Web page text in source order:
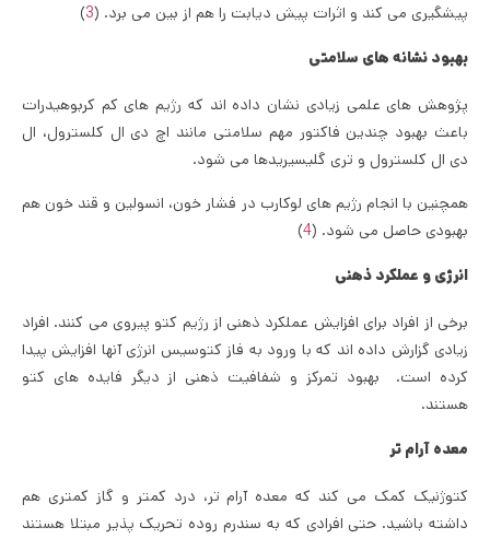
پیشگیری می کند و اثرات پیش دیابت را هم از بین می برد. (3
)
بهبود نشانه های سلامتی
پژوهش های علمی زیادی نشان داده اند که رژیم های کم کربوهیدرات
باعث بهبود چندین فاکتور مهم سلامتی مانند اچ دی ال کلسترول، ال
دی ال کلسترول و تری گلیسیریدها می شود.
همچنین با انجام رژیم های لوکارب در فشار خون، انسولین و قند خون هم
بهبودی حاصل می شود. (4
)
انرژی و عملکرد ذهنی
برخی از افراد برای افزایش عملکرد ذهنی از رژیم کتو پیروی می کنند. افراد
زیادی گزارش داده اند که با ورود به فاز کتوسیس انرژی آنها افزایش پیدا
کرده است. بهبود تمرکز و شفافیت ذهنی از دیگر فایده های کتو
هستند.
معده آرام تر
کتوژنیک کمک می کند که معده آرام تر، درد کمتر و گاز کمتری هم
داشته باشید. حتی افرادی که به سندرم روده تحریک پذیر مبتلا هستند